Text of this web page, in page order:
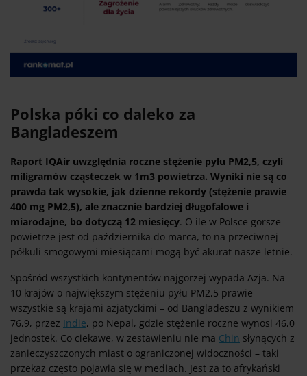
Polska póki co daleko za
Bangladeszem
Raport IQAir uwzględnia roczne stężenie pyłu PM2,5, czyli
miligramów cząsteczek w 1m3 powietrza. Wyniki nie są co
prawda tak wysokie, jak dzienne rekordy (stężenie prawie
400 mg PM2,5), ale znacznie bardziej długofalowe i
miarodajne, bo dotyczą 12 miesięcy. O ile w Polsce gorsze
powietrze jest od października do marca, to na przeciwnej
półkuli smogowymi miesiącami mogą być akurat nasze letnie.
Spośród wszystkich kontynentów najgorzej wypada Azja. Na
10 krajów o największym stężeniu pyłu PM2,5 prawie
wszystkie są krajami azjatyckimi – od Bangladeszu z wynikiem
76,9, przez Indie, po Nepal, gdzie stężenie roczne wynosi 46,0
jednostek. Co ciekawe, w zestawieniu nie ma Chin słynących z
zanieczyszczonych miast o ograniczonej widoczności – taki
przekaz często pojawia się w mediach. Jest za to afrykański